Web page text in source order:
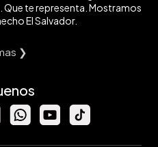
te representa. Mostramos
El Salvador.
❯